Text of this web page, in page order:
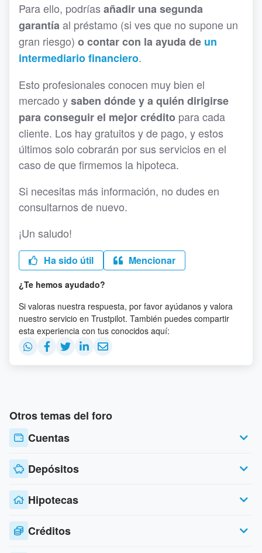
Para ello, podrías añadir una segunda
garantíaal préstamo (si ves que no supone un
gran riesgo) o contar con la ayuda de un
intermediario financiero.
Esto profesionales conocen muy bien el
mercado ysaben dónde y a quién dirigirse
para conseguir el mejor crédito para cada
cliente. Los hay gratuitos y de pago, y estos
últimos solo cobrarán por sus servicios en el
caso de que firmemos la hipoteca.
Si necesitas más información, no dudes en
consultarnos de nuevo.
¡Un saludo!
Ha sido útil Mencionar
¿Te hemos ayudado?
Si valoras nuestra respuesta, por favor ayúdanos y valora
nuestro servicio en Trustpilot. También puedes compartir
esta experiencia con tus conocidos aquí:
Otros temas del foro
Cuentas
Depósitos
Hipotecas
Créditos